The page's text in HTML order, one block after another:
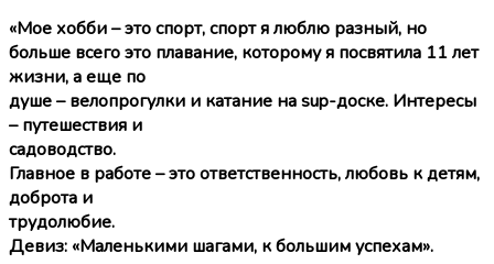
«Мое хобби – это спорт, спорт я люблю разный, но
больше всего это плавание, которому я посвятила 11 лет
жизни, а еще по
душе – велопрогулки и катание на sup-доске. Интересы
– путешествия и
садоводство.
Главное в работе – это ответственность, любовь к детям,
доброта и
трудолюбие.
Девиз: «Маленькими шагами, к большим успехам».